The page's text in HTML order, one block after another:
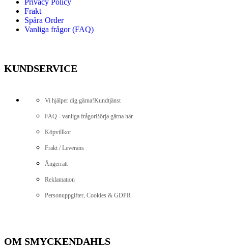
Privacy Policy
Frakt
Spåra Order
Vanliga frågor (FAQ)
KUNDSERVICE
Vi hjälper dig gärna!Kundtjänst
FAQ - vanliga frågorBörja gärna här
Köpvillkor
Frakt / Leverans
Ångerrätt
Reklamation
Personuppgifter, Cookies & GDPR
OM SMYCKENDAHLS